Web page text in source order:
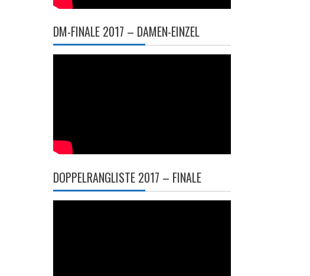
DM-FINALE 2017 – DAMEN-EINZEL
DOPPELRANGLISTE 2017 – FINALE